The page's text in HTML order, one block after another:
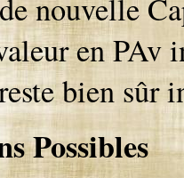
nouvelle
en PAv
bien sûr
Possibles